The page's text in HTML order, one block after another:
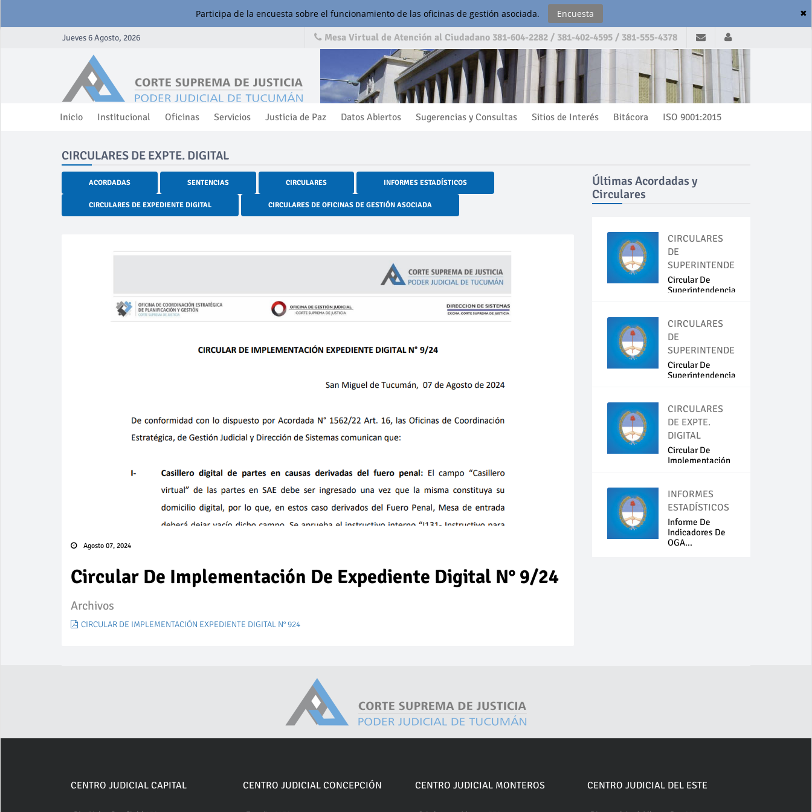
Participa de la encuesta sobre el funcionamiento de las oficinas de gestión asociada. Encuesta ✖
Jueves 6 Agosto, 2026 Mesa Virtual de Atención al Ciudadano 381-604-2282 / 381-402-4595 / 381-555-4378
Inicio Institucional Oficinas Servicios Justicia de Paz Datos Abiertos Sugerencias y Consultas Sitios de Interés Bitácora ISO 9001:2015
CIRCULARES DE EXPTE. DIGITAL
ACORDADAS SENTENCIAS CIRCULARES INFORMES ESTADÍSTICOS
CIRCULARES DE EXPEDIENTE DIGITAL CIRCULARES DE OFICINAS DE GESTIÓN ASOCIADA
Agosto 07, 2024
Circular De Implementación De Expediente Digital N° 9/24
Archivos
CIRCULAR DE IMPLEMENTACIÓN EXPEDIENTE DIGITAL N° 924
Últimas Acordadas y
Circulares
CIRCULARES
DE
SUPERINTENDENCIA
Circular De
Superintendencia
CIRCULARES
DE
SUPERINTENDENCIA
Circular De
Superintendencia
CIRCULARES
DE EXPTE.
DIGITAL
Circular De
Implementación
INFORMES
ESTADÍSTICOS
Informe De
Indicadores De
OGA...
CENTRO JUDICIAL CAPITAL CENTRO JUDICIAL CONCEPCIÓN CENTRO JUDICIAL MONTEROS CENTRO JUDICIAL DEL ESTE